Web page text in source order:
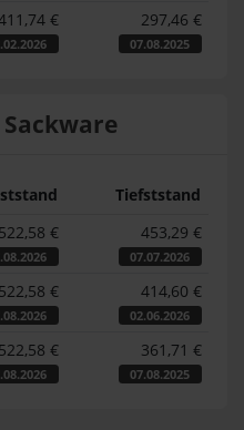
€ 297,46 €
07.08.2025
Tiefststand
522,58 € 453,29 €
07.07.2026
522,58 € 414,60 €
02.06.2026
522,58 € 361,71 €
07.08.2025